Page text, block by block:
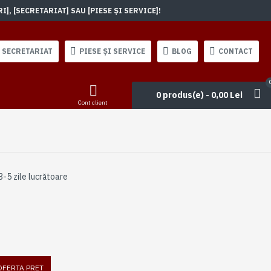
[SECRETARIAT] SAU [PIESE ȘI SERVICE]!
SECRETARIAT PIESE ȘI SERVICE BLOG CONTACT
Cont client
0 produs(e) - 0,00 Lei
5 zile lucrătoare
PRET